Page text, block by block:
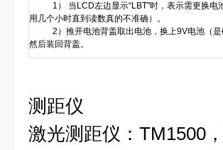
1） 当LCD左边显示“LBT"时，表示需更换电
用几个小时直到读数真的不准确）。
2）推开电池背盖取出电池，换上9V电池（是
然后装回背盖。
测距
激光测距仪：TM1500